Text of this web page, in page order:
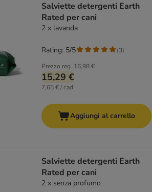
Salviette detergenti Earth
Rated per cani
2 x lavanda
Prezzo reg. 16,98 €
15,29 €
7,65 € / cad.
Rating: 5/5 (3)
Aggiungi al carrello
Salviette detergenti Earth
Rated per cani
2 x senza profumo